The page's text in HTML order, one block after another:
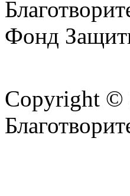
Copyright